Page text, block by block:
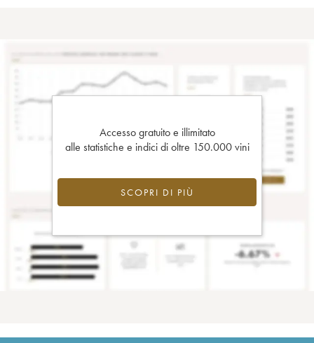
Accesso gratuito e illimitato
alle statistiche e indici di oltre 150.000 vini
SCOPRI DI PIÙ